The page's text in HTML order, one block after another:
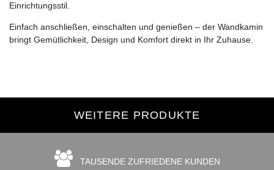
Einrichtungsstil.
Einfach anschließen, einschalten und genießen – der Wandkamin
bringt Gemütlichkeit, Design und Komfort direkt in Ihr Zuhause.
WEITERE PRODUKTE
TAUSENDE ZUFRIEDENE KUNDEN